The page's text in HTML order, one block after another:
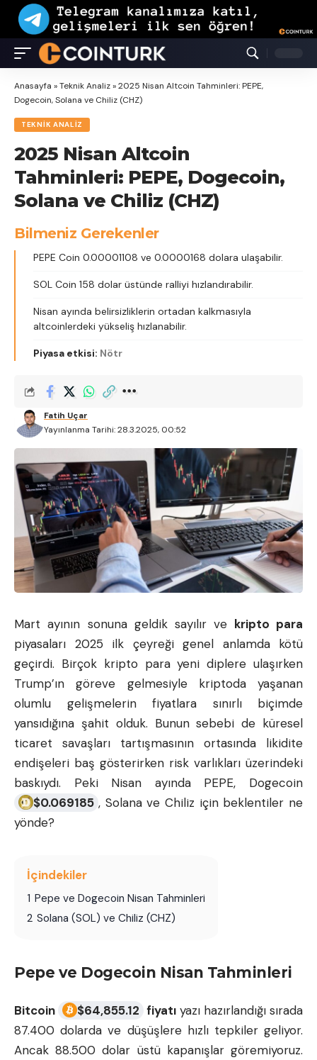
Anasayfa »Teknik Analiz»2025 Nisan Altcoin Tahminleri: PEPE,
Dogecoin, Solana ve Chiliz (CHZ)
TEKNIK ANALIZ
2025 Nisan Altcoin
Tahminleri: PEPE, Dogecoin,
Solana ve Chiliz (CHZ)
Bilmeniz Gerekenler
PEPE Coin 0.00001108 ve 0.0000168 dolara ulaşabilir.
SOL Coin 158 dolar üstünde ralliyi hızlandırabilir.
Nisan ayında belirsizliklerin ortadan kalkmasıyla
altcoinlerdeki yükseliş hızlanabilir.
Piyasa etkisi: Nötr
Yayınlanma Tarihi: 28.3.2025, 00:52
Fatih Uçar
Mart ayının sonuna geldik sayılır ve kripto para
piyasaları 2025 ilk çeyreği genel anlamda kötü
geçirdi. Birçok kripto para yeni diplere ulaşırken
Trump’ın göreve gelmesiyle kriptoda yaşanan
olumlu gelişmelerin fiyatlara sınırlı biçimde
yansıdığına şahit olduk. Bunun sebebi de küresel
ticaret savaşları tartışmasının ortasında likidite
endişeleri baş gösterirken risk varlıkları üzerindeki
baskıydı. Peki Nisan ayında PEPE, Dogecoin
$0.069185 , Solana ve Chiliz için beklentiler ne
yönde?
İçindekiler
1 Pepe ve Dogecoin Nisan Tahminleri
2 Solana (SOL) ve Chiliz (CHZ)
Pepe ve Dogecoin Nisan Tahminleri
Bitcoin $64,855.12 fiyatı yazı hazırlandığı sırada
87.400 dolarda ve düşüşlere hızlı tepkiler geliyor.
Ancak 88.500 dolar üstü kapanışlar göremiyoruz.